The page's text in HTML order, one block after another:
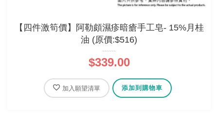
【四件激筍價】阿勒頗濕疹暗瘡手工皂- 15%月桂
油 (原價:$516)
$339.00
加入願望清單 添加到購物車